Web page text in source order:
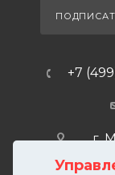
+7
г.